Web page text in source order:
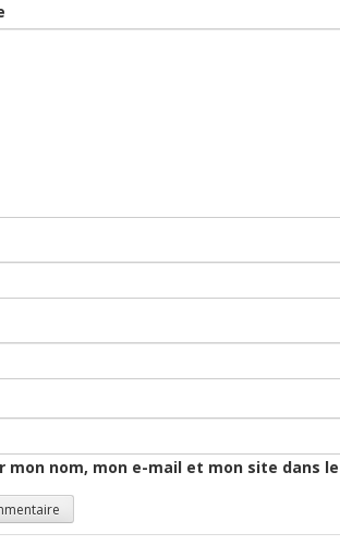
mon nom, mon e-mail et mon site dans